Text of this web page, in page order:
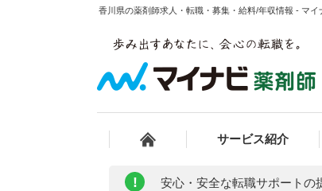
香川県の薬剤師求人・転職・募集・給料/年収情報 - マイ
サービス紹介
! 安心・安全な転職サポートの